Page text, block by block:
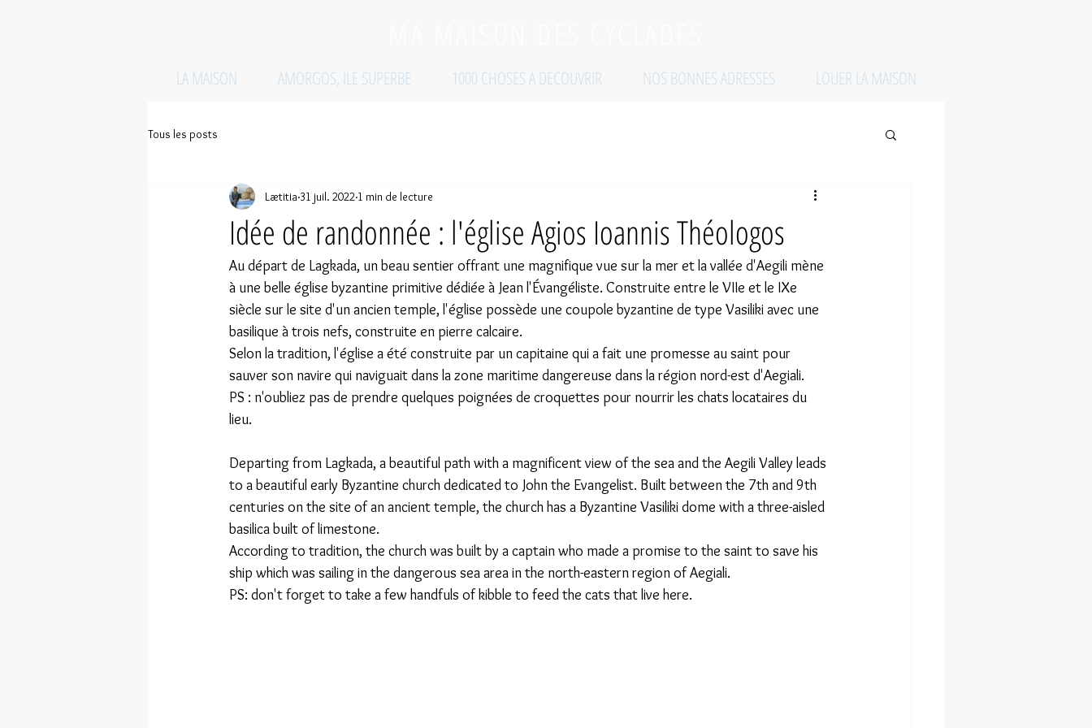
LA MAISON AMORGOS, ILE SUPERBE 1000 CHOSES A DECOUVRIR NOS BONNES ADRESSES LOUER LA MAISON
Tous les posts
Idée de randonnée : l'église Agios Ioannis Théologos
Lætitia 31 juil. 2022 1 min de lecture
Au départ de Lagkada, un beau sentier offrant une magnifique vue sur la mer et la vallée d'Aegili mène
à une belle église byzantine primitive dédiée à Jean l'Évangéliste. Construite entre le VIIe et le IXe
siècle sur le site d'un ancien temple, l'église possède une coupole byzantine de type Vasiliki avec une
basilique à trois nefs, construite en pierre calcaire.
Selon la tradition, l'église a été construite par un capitaine qui a fait une promesse au saint pour
sauver son navire qui naviguait dans la zone maritime dangereuse dans la région nord-est d'Aegiali.
PS : n'oubliez pas de prendre quelques poignées de croquettes pour nourrir les chats locataires du
lieu.
Departing from Lagkada, a beautiful path with a magnificent view of the sea and the Aegili Valley leads
to a beautiful early Byzantine church dedicated to John the Evangelist. Built between the 7th and 9th
centuries on the site of an ancient temple, the church has a Byzantine Vasiliki dome with a three-aisled
basilica built of limestone.
According to tradition, the church was built by a captain who made a promise to the saint to save his
ship which was sailing in the dangerous sea area in the north-eastern region of Aegiali.
PS: don't forget to take a few handfuls of kibble to feed the cats that live here.